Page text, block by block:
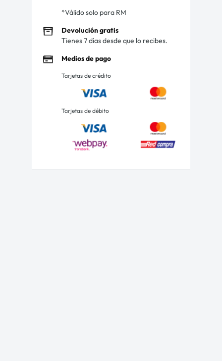
*Válido solo para RM
Devolución gratis
Tienes 7 días desde que lo recibes.
Medios de pago
Tarjetas de crédito
Tarjetas de débito